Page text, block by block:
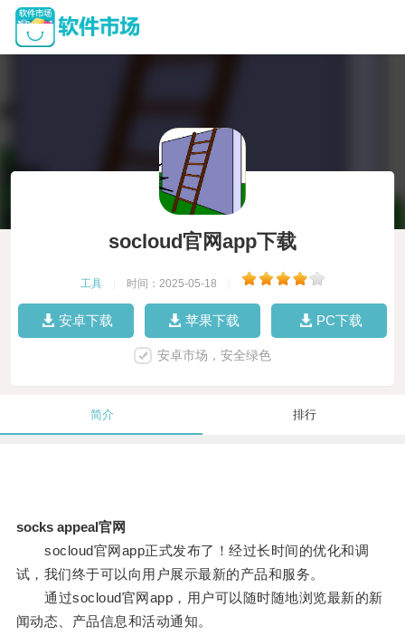
socloud官网app下载
工具 时间：2025-05-18
安卓下载 苹果下载 PC下载
安卓市场，安全绿色
简介 排行
socks appeal官网
socloud官网app正式发布了！经过长时间的优化和调
试，我们终于可以向用户展示最新的产品和服务。
通过socloud官网app，用户可以随时随地浏览最新的新
闻动态、产品信息和活动通知。